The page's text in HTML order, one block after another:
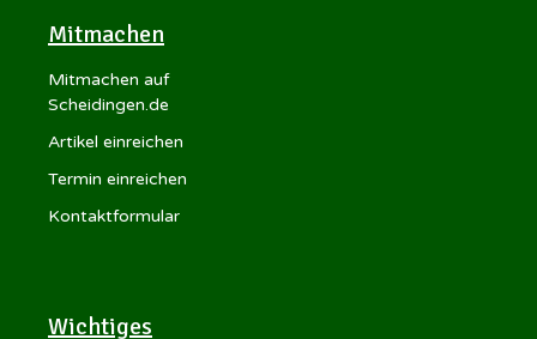
Mitmachen
Mitmachen auf
Scheidingen.de
Artikel einreichen
Termin einreichen
Kontaktformular
Wichtiges